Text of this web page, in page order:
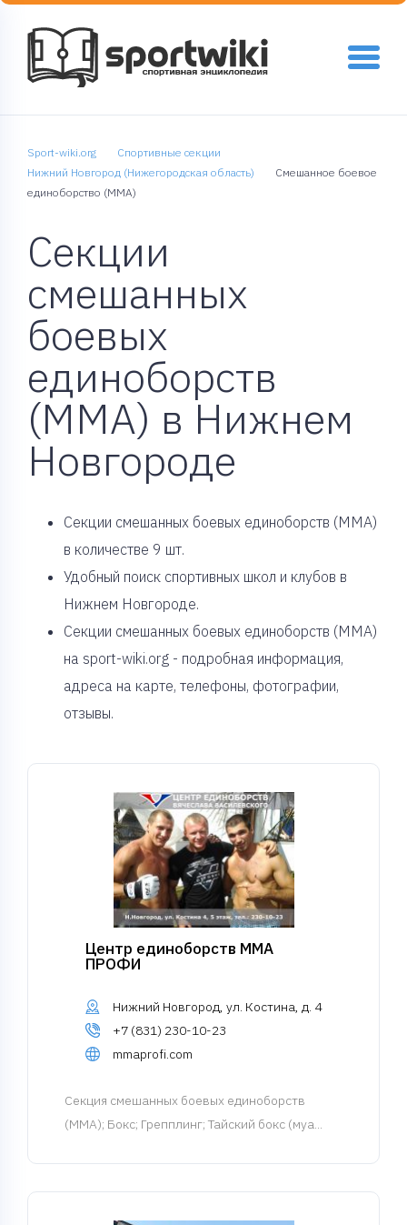
Sport-wiki.org
Спортивные секции
Нижний Новгород (Нижегородская область)
Смешанное боевое
единоборство (MMA)
Секции
смешанных
боевых
единоборств
(MMA) в Нижнем
Новгороде
Cекции смешанных боевых единоборств (MMA)
в количестве 9 шт.
Удобный поиск спортивных школ и клубов в
Нижнем Новгороде.
Секции смешанных боевых единоборств (MMA)
на sport-wiki.org - подробная информация,
адреса на карте, телефоны, фотографии,
отзывы.
Центр единоборств ММА
ПРОФИ
Нижний Новгород, ул. Костина, д. 4
+7 (831) 230-10-23
mmaprofi.com
Cекция смешанных боевых единоборств
(MMA); Бокс; Грепплинг; Тайский бокс (муа...